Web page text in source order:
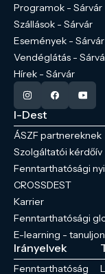
Programok - Sárvár
Szállások - Sárvár
Események - Sárvár
Vendéglátás -
Hírek - Sárvár
I-Dest
ÁSZF partnereknek
Szolgáltatói kérdőív
Fenntarthatósági
CROSSDEST
Karrier
Fenntarthatósági
E-learning -
Irányelvek
Fenntarthatóság